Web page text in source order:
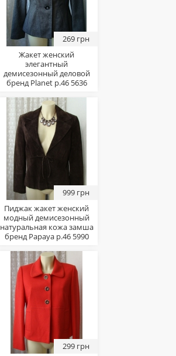
269 грн
Жакет женский
элегантный
демисезонный деловой
бренд Planet р.46 5636
999 грн
Пиджак жакет женский
модный демисезонный
натуральная кожа замша
бренд Papaya р.46 5990
299 грн